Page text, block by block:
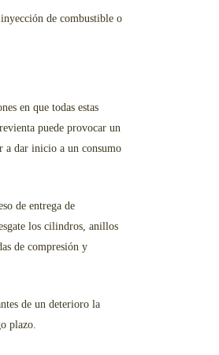
de combustible o
en que todas estas
puede provocar un
a dar inicio a un consumo
de entrega de
los cilindros, anillos
de compresión y
de un deterioro la
plazo.